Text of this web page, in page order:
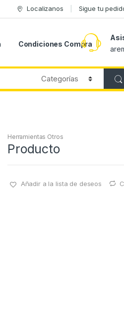
Localizanos Sigue tu
Condiciones Compra
Herramientas Otros
Producto
Añadir a la lista de deseos